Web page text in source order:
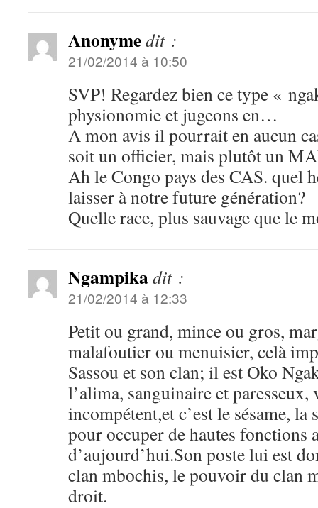
Anonymedit :
21/02/2014 à 10:50
SVP! Regardez bien ce type «
physionomie et jugeons en…
A mon avis il pourrait en aucun
soit un officier, mais plutôt un
Ah le Congo pays des CAS. quel
laisser à notre future génération?
Quelle race, plus sauvage que le
Ngampikadit :
21/02/2014 à 12:33
Petit ou grand, mince ou gros,
malafoutier ou menuisier, celà
Sassou et son clan; il est Oko
l’alima, sanguinaire et paresseux,
incompétent,et c’est le sésame, la
pour occuper de hautes fonctions
d’aujourd’hui.Son poste lui est
clan mbochis, le pouvoir du clan
droit.